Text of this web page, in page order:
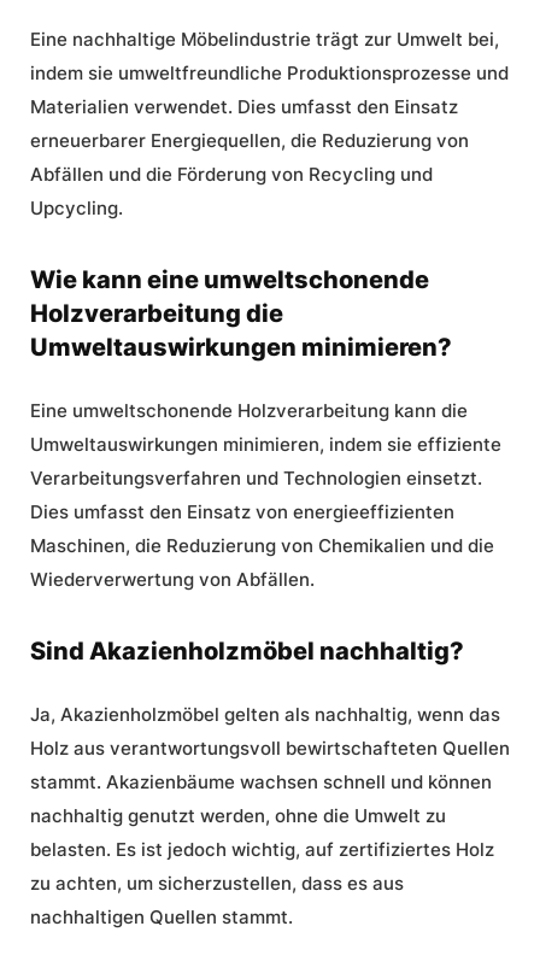
Eine nachhaltige Möbelindustrie trägt zur Umwelt bei,
indem sie umweltfreundliche Produktionsprozesse und
Materialien verwendet. Dies umfasst den Einsatz
erneuerbarer Energiequellen, die Reduzierung von
Abfällen und die Förderung von Recycling und
Upcycling.
Wie kann eine umweltschonende
Holzverarbeitung die
Umweltauswirkungen minimieren?
Eine umweltschonende Holzverarbeitung kann die
Umweltauswirkungen minimieren, indem sie effiziente
Verarbeitungsverfahren und Technologien einsetzt.
Dies umfasst den Einsatz von energieeffizienten
Maschinen, die Reduzierung von Chemikalien und die
Wiederverwertung von Abfällen.
Sind Akazienholzmöbel nachhaltig?
Ja, Akazienholzmöbel gelten als nachhaltig, wenn das
Holz aus verantwortungsvoll bewirtschafteten Quellen
stammt. Akazienbäume wachsen schnell und können
nachhaltig genutzt werden, ohne die Umwelt zu
belasten. Es ist jedoch wichtig, auf zertifiziertes Holz
zu achten, um sicherzustellen, dass es aus
nachhaltigen Quellen stammt.